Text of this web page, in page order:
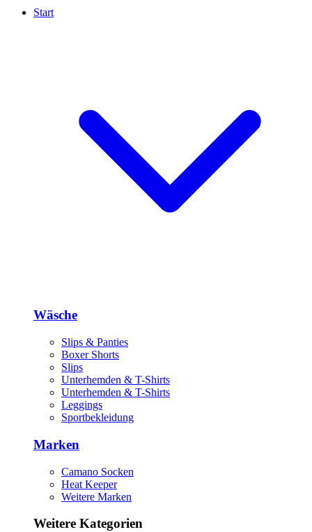
Start
Wäsche
Slips & Panties
Boxer Shorts
Slips
Unterhemden & T-Shirts
Unterhemden & T-Shirts
Leggings
Sportbekleidung
Marken
Camano Socken
Heat Keeper
Weitere Marken
Weitere Kategorien